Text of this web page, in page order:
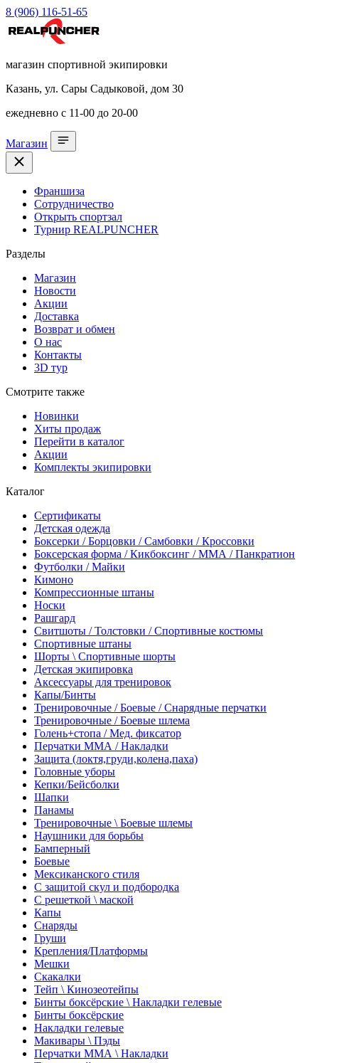
8 (906) 116-51-65
магазин спортивной экипировки
Казань, ул. Сары Садыковой, дом 30
ежедневно с 11-00 до 20-00
Магазин
Франшиза
Сотрудничество
Открыть спортзал
Турнир REALPUNCHER
Разделы
Магазин
Новости
Акции
Доставка
Возврат и обмен
О нас
Контакты
3D тур
Смотрите также
Новинки
Хиты продаж
Перейти в каталог
Акции
Комплекты экипировки
Каталог
Сертификаты
Детская одежда
Боксерки / Борцовки / Самбовки / Кроссовки
Боксерская форма / Кикбоксинг / ММА / Панкратион
Футболки / Майки
Кимоно
Компрессионные штаны
Носки
Рашгард
Свитшоты / Толстовки / Спортивные костюмы
Спортивные штаны
Шорты \ Спортивные шорты
Детская экипировка
Аксессуары для тренировок
Капы/Бинты
Тренировочные / Боевые / Снарядные перчатки
Тренировочные / Боевые шлема
Голень+стопа / Мед. фиксатор
Перчатки ММА / Накладки
Защита (локтя,груди,колена,паха)
Головные уборы
Кепки/Бейсболки
Шапки
Панамы
Тренировочные \ Боевые шлемы
Наушники для борьбы
Бамперный
Боевые
Мексиканского стиля
С защитой скул и подбородка
С решеткой \ маской
Капы
Снаряды
Груши
Крепления/Платформы
Мешки
Скакалки
Тейп \ Кинозеотейпы
Бинты боксёрские \ Накладки гелевые
Бинты боксёрские
Накладки гелевые
Макивары \ Пэды
Перчатки ММА \ Накладки